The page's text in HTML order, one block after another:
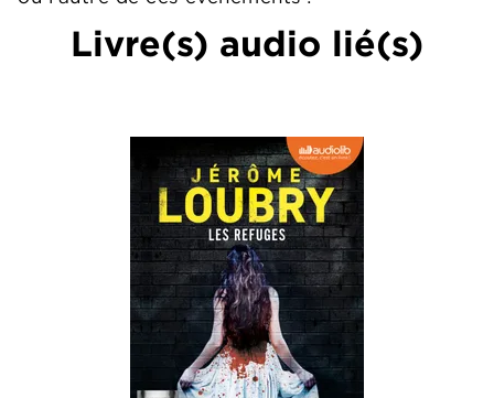
Livre(s) audio lié(s)